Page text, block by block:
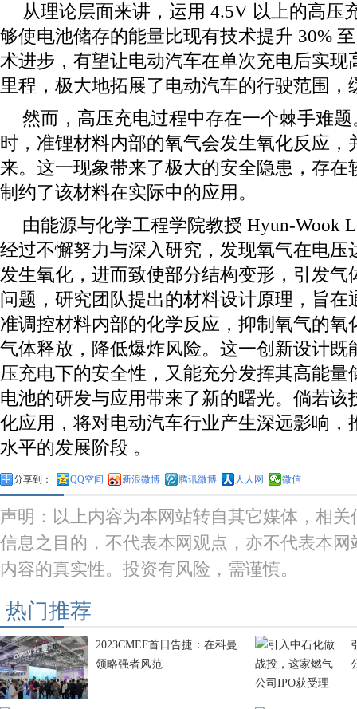
从理论层面来讲，运用 4.5V 以上的高压
够使电池储存的能量比现有技术提升 30%
术进步，有望让电动汽车在单次充电后实现
里程，极大地拓展了电动汽车的行驶范围，
然而，高压充电过程中存在一个棘手难
时，准锂材料内部的氧气会发生氧化反应，
来。这一现象带来了极大的安全隐患，存在
制约了该材料在实际中的应用。
由能源与化学工程学院教授 Hyun-Wook
经过不懈努力与深入研究，发现氧气在电压
发生氧化，进而致使部分结构变形，引发气
问题，研究团队提出的材料设计原理，旨在
准调控材料内部的化学反应，抑制氧气的氧
气体释放，降低爆炸风险。这一创新设计既
压充电下的安全性，又能充分发挥其高能量
电池的研发与应用带来了新的曙光。倘若该
化应用，将对电动汽车行业产生深远影响，
水平的发展阶段 。
分享到： QQ空间 新浪微博 腾讯微博 人人网 微信
声明：以上内容为本网站转自其它媒体，相
信息之目的，不代表本网观点，亦不代表本
内容的真实性。投资有风险，需谨慎。
热门推荐
2023CMEF首日告捷：在科曼
领略强者风范